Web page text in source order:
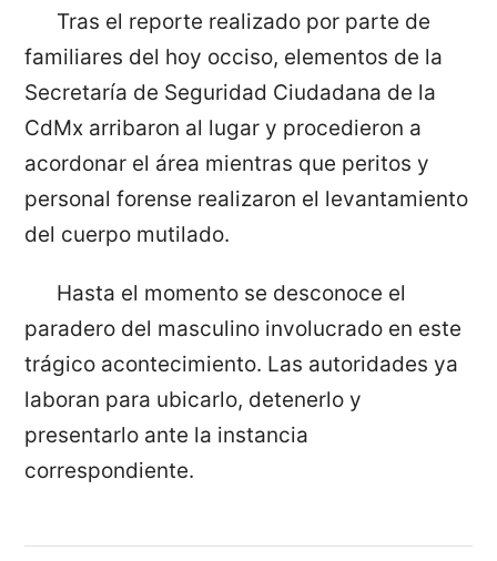
Tras el reporte realizado por parte de
familiares del hoy occiso, elementos de la
Secretaría de Seguridad Ciudadana de la
CdMx arribaron al lugar y procedieron a
acordonar el área mientras que peritos y
personal forense realizaron el levantamiento
del cuerpo mutilado.
Hasta el momento se desconoce el
paradero del masculino involucrado en este
trágico acontecimiento. Las autoridades ya
laboran para ubicarlo, detenerlo y
presentarlo ante la instancia
correspondiente.